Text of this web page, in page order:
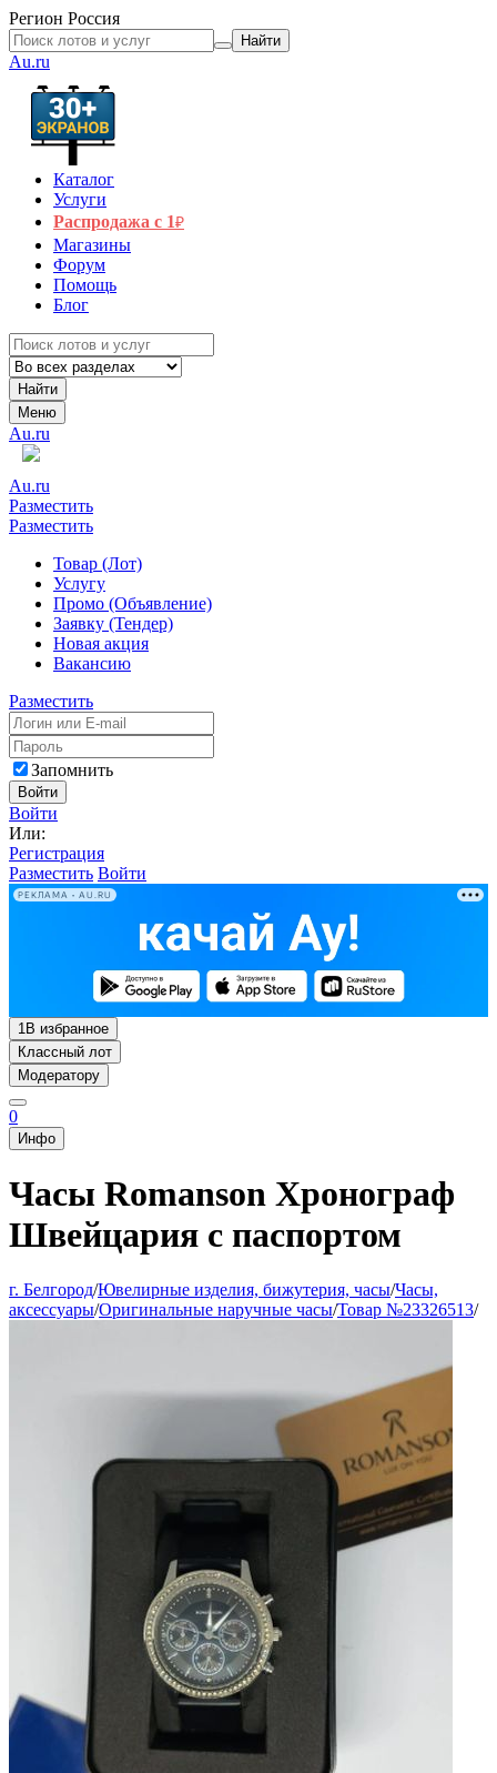
Регион Россия
Найти
Au.ru
Каталог
Услуги
Распродажа с 1₽
Магазины
Форум
Помощь
Блог
Найти
Меню
Au.ru
Au.ru
Разместить
Разместить
Товар (Лот)
Услугу
Промо (Объявление)
Заявку (Тендер)
Новая акция
Вакансию
Разместить
Запомнить
Войти
Войти
Или:
Регистрация
Разместить Войти
РЕКЛАМА • AU.RU
1В избранное
Классный лот
Модератору
0
Инфо
Часы Romanson Хронограф
Швейцария с паспортом
г. Белгород/Ювелирные изделия, бижутерия, часы/Часы,
аксессуары/Оригинальные наручные часы/Товар №23326513/